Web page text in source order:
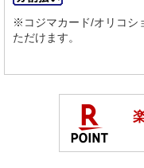
※コジマカード/オリコシ
ただけます。